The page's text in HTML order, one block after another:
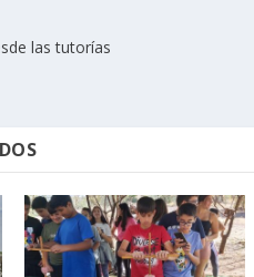
las tutorías